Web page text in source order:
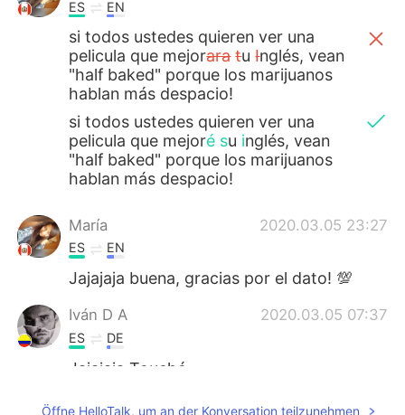
ES EN
si todos ustedes quieren ver una
pelicula que mejorara tuInglés, vean
"half baked" porque los marijuanos
hablan más despacio!
si todos ustedes quieren ver una
pelicula que mejoré su inglés, vean
"half baked" porque los marijuanos
hablan más despacio!
María 2020.03.05 23:27
ES EN
Jajajaja buena, gracias por el dato! 💯
Iván D A 2020.03.05 07:37
ES DE
Jajajaja Touché
Dony 2020.03.05 06:31
Öffne HelloTalk, um an der Konversation teilzunehmen